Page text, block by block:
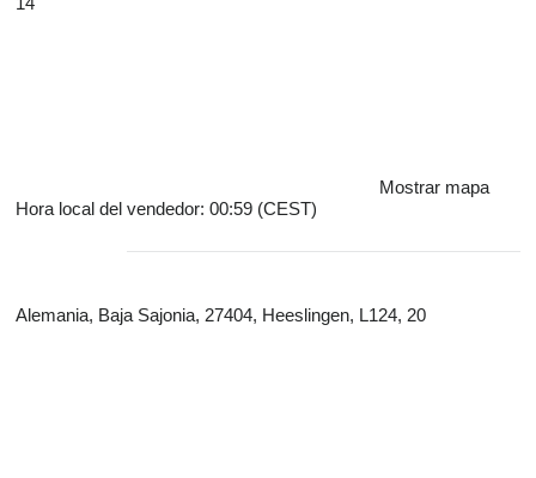
Mostrar mapa
Hora local del vendedor: 00:59 (CEST)
Alemania, Baja Sajonia, 27404, Heeslingen, L124, 20